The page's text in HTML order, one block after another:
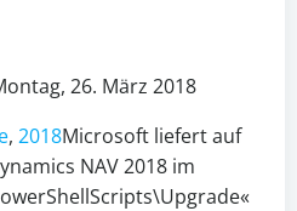
26. März 2018
, 2018Microsoft liefert auf
NAV 2018 im